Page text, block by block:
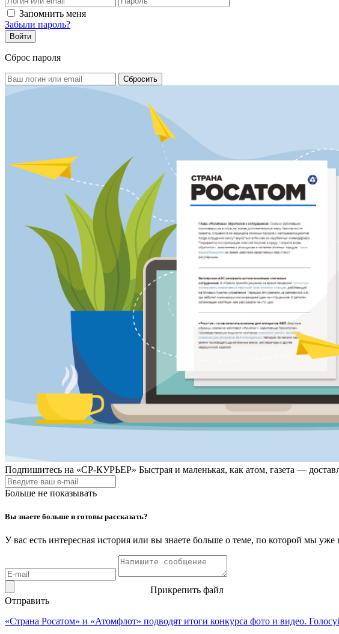
Запомнить меня
Забыли пароль?
Сброс пароля
Подпишитесь на «СР-КУРЬЕР» Быстрая и маленькая, как атом, газета —
Больше не показывать
Вы знаете больше и готовы рассказать?
У вас есть интересная история или вы знаете больше о теме, по которой мы
Прикрепить файл
Отправить
«Страна Росатом» и «Атомфлот» подводят итоги конкурса фото и видео.